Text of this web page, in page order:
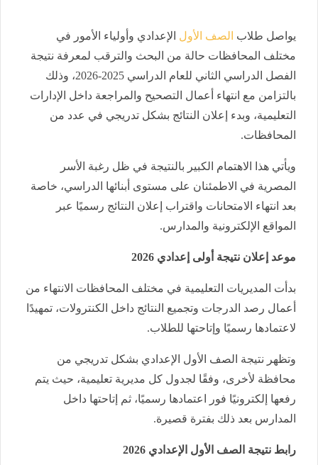
يواصل طلاب الصف الأول الإعدادي وأولياء الأمور في
مختلف المحافظات حالة من البحث والترقب لمعرفة نتيجة
الفصل الدراسي الثاني للعام الدراسي 2025-2026، وذلك
بالتزامن مع انتهاء أعمال التصحيح والمراجعة داخل الإدارات
التعليمية، وبدء إعلان النتائج بشكل تدريجي في عدد من
المحافظات.
ويأتي هذا الاهتمام الكبير بالنتيجة في ظل رغبة الأسر
المصرية في الاطمئنان على مستوى أبنائها الدراسي، خاصة
بعد انتهاء الامتحانات واقتراب إعلان النتائج رسميًا عبر
المواقع الإلكترونية والمدارس.
موعد إعلان نتيجة أولى إعدادي 2026
بدأت المديريات التعليمية في مختلف المحافظات الانتهاء من
أعمال رصد الدرجات وتجميع النتائج داخل الكنترولات، تمهيدًا
لاعتمادها رسميًا وإتاحتها للطلاب.
وتظهر نتيجة الصف الأول الإعدادي بشكل تدريجي من
محافظة لأخرى، وفقًا لجدول كل مديرية تعليمية، حيث يتم
رفعها إلكترونيًا فور اعتمادها رسميًا، ثم إتاحتها داخل
المدارس بعد ذلك بفترة قصيرة.
رابط نتيجة الصف الأول الإعدادي 2026